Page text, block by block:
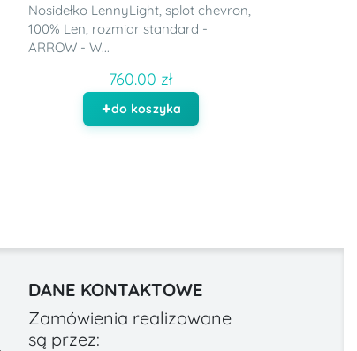
Nosidełko LennyLight, splot chevron,
100% Len, rozmiar standard -
ARROW - W...
760.00 zł
do koszyka
DANE KONTAKTOWE
Zamówienia realizowane
są przez: